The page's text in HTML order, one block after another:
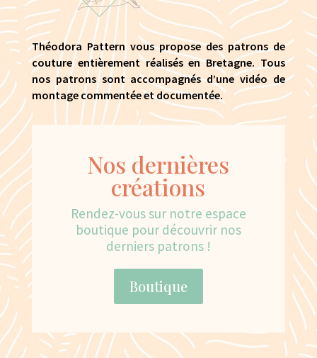
Théodora Pattern vous propose des patrons de
couture entièrement réalisés en Bretagne. Tous
nos patrons sont accompagnés d’une vidéo de
montage commentée et documentée.
Nos dernières
créations
Rendez-vous sur notre espace
boutique pour découvrir nos
derniers patrons !
Boutique